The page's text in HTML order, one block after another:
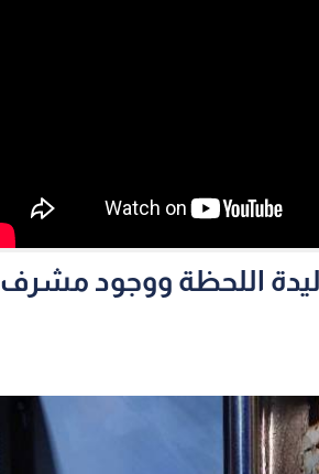
وليدة اللحظة ووجود مشرف